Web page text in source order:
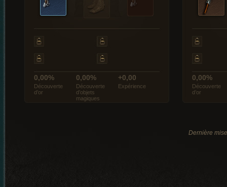
0,00%
Découverte
d’or
0,00%
Découverte
d’objets
magiques
+0,00
Expérience
0,00%
Découverte
d’or
Dernière